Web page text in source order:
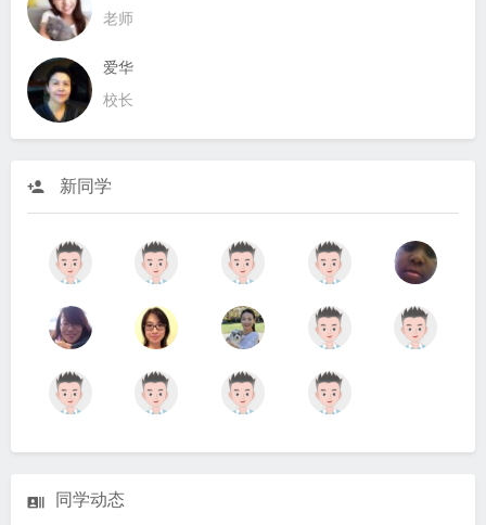
老师
爱华
校长
新同学
同学动态